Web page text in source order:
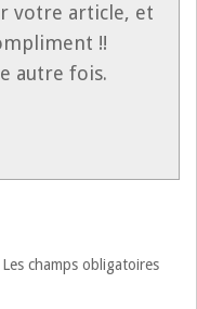
votre article, et
!!
autre fois.
Les champs obligatoires